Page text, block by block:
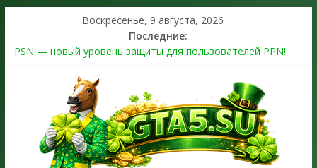
Воскресенье, 9 августа, 2026
Последние:
PSN — новый уровень защиты для пользователей PPN!
The Kortz Center Heist выйдет в GTA Online уже 14 июля
Регистрация в Rockstar Games Social Club ошибка #1.500.7:
как зарегистрировать аккаунт и войти без проблем в 2026
Получайте особые награды в GTA Online по программе
Fine Art Collector